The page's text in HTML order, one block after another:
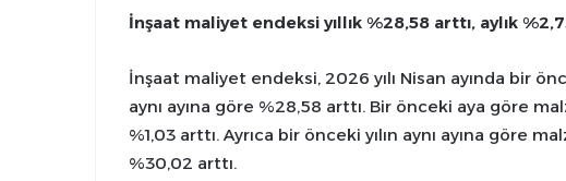
İnşaat maliyet endeksi yıllık %28,58 arttı, aylık
İnşaat maliyet endeksi, 2026 yılı Nisan ayında bir
aynı ayına göre %28,58 arttı. Bir önceki aya göre
%1,03 arttı. Ayrıca bir önceki yılın aynı ayına göre
%30,02 arttı.